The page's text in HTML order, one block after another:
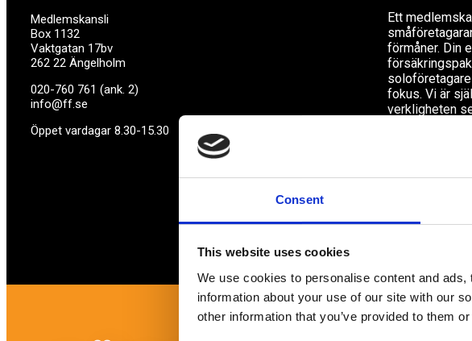
Consent
This website uses cookies
We use cookies to personalise content and
information about your use of our site with our
other information that you’ve provided to them
Medlemskansli
Box 1132
Vaktgatan 17bv
262 22 Ängelholm
020-760 761 (ank. 2)
info@ff.se
Öppet vardagar 8.30-15.30
Ett
förmåner. Din
fokus. Vi är
verkligheten